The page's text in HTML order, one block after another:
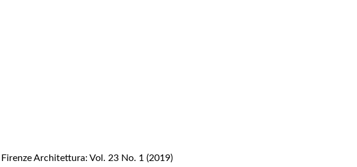
Firenze Architettura: Vol. 23 No. 1 (2019)